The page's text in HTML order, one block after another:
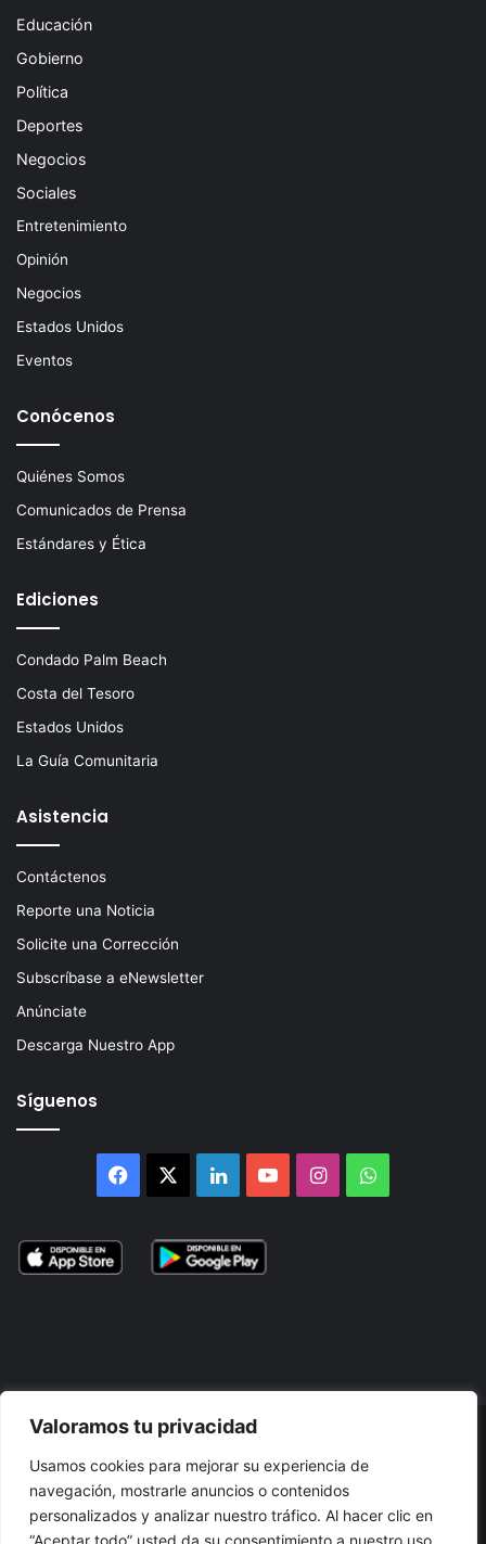
Valoramos tu privacidad
Usamos cookies para mejorar su experiencia de
navegación, mostrarle anuncios o contenidos
personalizados y analizar nuestro tráfico. Al hacer clic en
“Aceptar todo” usted da su consentimiento a nuestro uso
Educación
Gobierno
Política
Deportes
Negocios
Sociales
Entretenimiento
Opinión
Negocios
Estados Unidos
Eventos
Conócenos
Quiénes Somos
Comunicados de Prensa
Estándares y Ética
Ediciones
Condado Palm Beach
Costa del Tesoro
Estados Unidos
La Guía Comunitaria
Asistencia
Contáctenos
Reporte una Noticia
Solicite una Corrección
Subscríbase a eNewsletter
Anúnciate
Descarga Nuestro App
Síguenos
Facebook LinkedInYouTubeInstagramWhatsApp
su reproducción total o parcial, así como su traducción a cualquier
idioma sin nuestra autorización escrita.